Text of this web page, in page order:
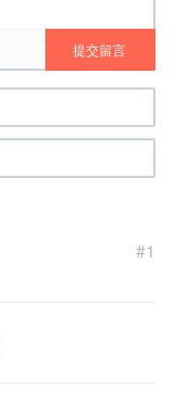
提交留言
#1